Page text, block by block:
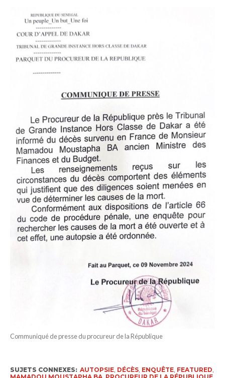
Communiqué de presse du procureur de la République
SUJETS CONNEXES: AUTOPSIE, DÉCÈS, ENQUÊTE, FEATURED